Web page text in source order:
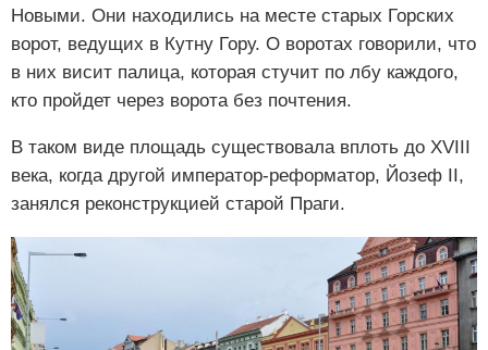
Новыми. Они находились на месте старых Горских
ворот, ведущих в Кутну Гору. О воротах говорили, что
в них висит палица, которая стучит по лбу каждого,
кто пройдет через ворота без почтения.
В таком виде площадь существовала вплоть до XVIII
века, когда другой император-реформатор, Йозеф II,
занялся реконструкцией старой Праги.